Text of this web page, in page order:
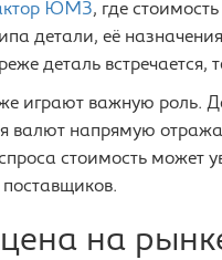
ЮМЗ, где
детали, её
деталь встречается,
играют важную роль.
напрямую
стоимость может
на